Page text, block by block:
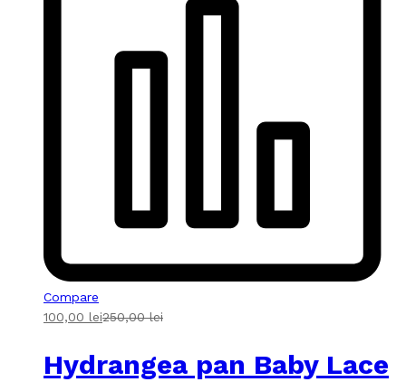
Compare
100,00 lei250,00lei
Hydrangea pan Baby Lace